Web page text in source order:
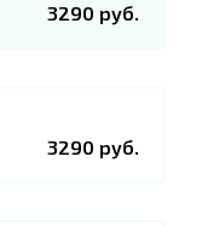
3290 руб.
3290 руб.